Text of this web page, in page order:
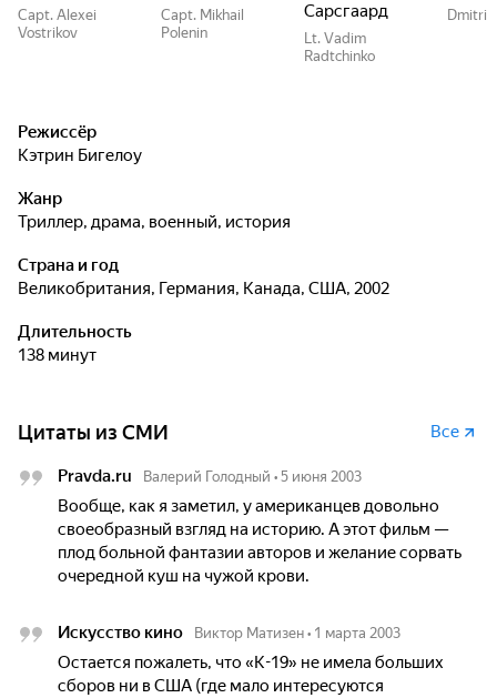
Capt. Alexei
Vostrikov
Capt. Mikhail
Polenin
Сарсгаард
Lt. Vadim
Radtchinko
Dmitri
Режиссёр
Кэтрин Бигелоу
Жанр
триллер, драма, военный, история
Страна и год
Великобритания, Германия, Канада, США, 2002
Длительность
138 минут
Цитаты из СМИ Все
Pravda.ru Валерий Голодный • 5 июня 2003
Вообще, как я заметил, у американцев довольно
своеобразный взгляд на историю. А этот фильм —
плод больной фантазии авторов и желание сорвать
очередной куш на чужой крови.
Искусство кино Виктор Матизен • 1 марта 2003
Остается пожалеть, что «К-19» не имела больших
сборов ни в США (где мало интересуются